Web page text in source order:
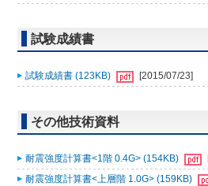
試験成績書
試験成績書 (123KB) [2015/07/23]
その他技術資料
耐震強度計算書<1階 0.4G> (154KB)
耐震強度計算書<上層階 1.0G> (159KB)